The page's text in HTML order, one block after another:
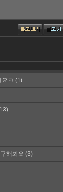
요ㅋ (1)
해봐요 (3)